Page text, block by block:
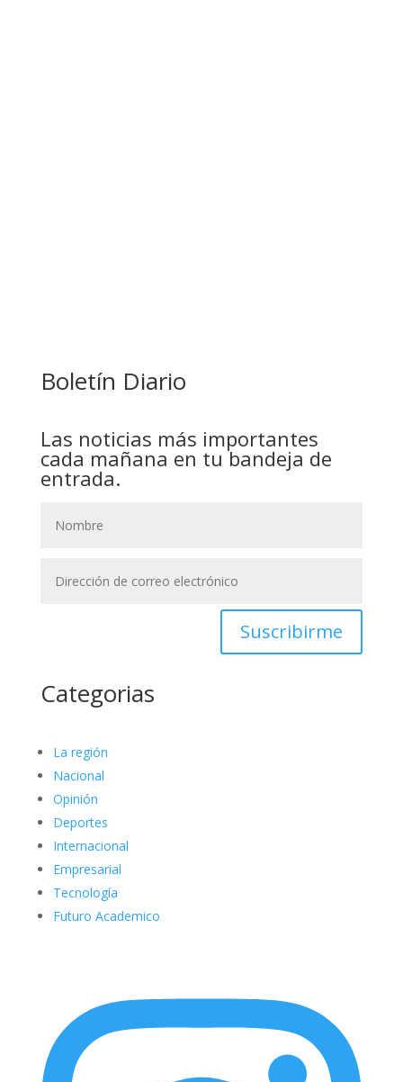
Boletín Diario
Las noticias más importantes
cada mañana en tu bandeja de
entrada.
Suscribirme
Categorias
La región
Nacional
Opinión
Deportes
Internacional
Empresarial
Tecnología
Futuro Academico